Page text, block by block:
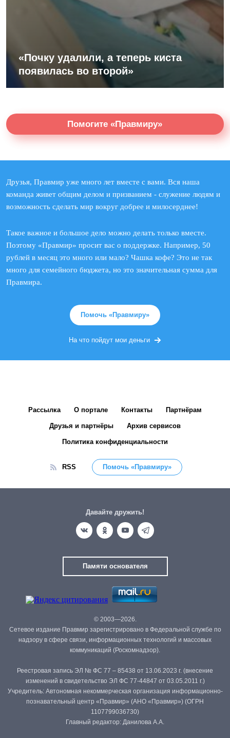
«Почку удалили, а теперь киста
появилась во второй»
Помогите «Правмиру»
Друзья, Правмир уже много лет вместе с вами. Вся наша
команда живет общим делом и призванием - служение людям и
возможность сделать мир вокруг добрее и милосерднее!
Такое важное и большое дело можно делать только вместе.
Поэтому «Правмир» просит вас о поддержке. Например, 50
рублей в месяц это много или мало? Чашка кофе? Это не так
много для семейного бюджета, но это значительная сумма для
Правмира.
Помочь «Правмиру»
На что пойдут мои деньги
Рассылка О портале Контакты Партнёрам
Друзья и партнёры Архив сервисов
Политика конфиденциальности
RSS Помочь «Правмиру»
Давайте дружить!
Памяти основателя
© 2003—2026.
Сетевое издание Правмир зарегистрировано в Федеральной службе по
надзору в сфере связи, информационных технологий и массовых
коммуникаций (Роскомнадзор).
Реестровая запись ЭЛ № ФС 77 – 85438 от 13.06.2023 г. (внесение
изменений в свидетельство ЭЛ ФС 77-44847 от 03.05.2011 г.)
Учредитель: Автономная некоммерческая организация информационно-
познавательный центр «Правмир» (АНО «Правмир») (ОГРН
1107799036730)
Главный редактор: Данилова А.А.